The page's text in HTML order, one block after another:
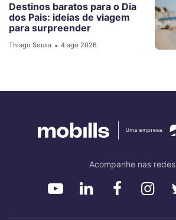
Destinos baratos para o Dia
dos Pais: ideias de viagem
para surpreender
Thiago Sousa • 4 ago 2026
Acompanhe nas redes